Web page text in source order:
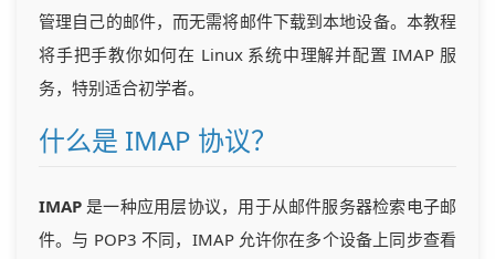
管理自己的邮件，而无需将邮件下载到本地设备。本教程
将手把手教你如何在 Linux 系统中理解并配置 IMAP 服
务，特别适合初学者。
什么是 IMAP 协议？
IMAP 是一种应用层协议，用于从邮件服务器检索电子邮
件。与 POP3 不同，IMAP 允许你在多个设备上同步查看